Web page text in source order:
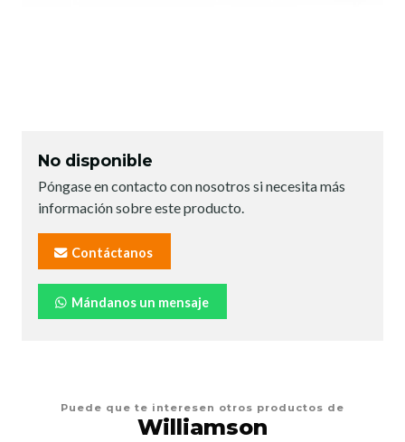
No disponible
Póngase en contacto con nosotros si necesita más
información sobre este producto.
Contáctanos
Mándanos un mensaje
Puede que te interesen otros productos de
Williamson